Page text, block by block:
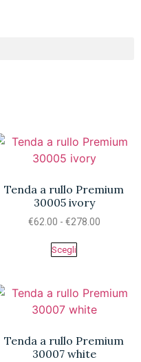
Tenda a rullo Premium
30005 ivory
€62.00 - €278.00
Scegli
Tenda a rullo Premium
30007 white